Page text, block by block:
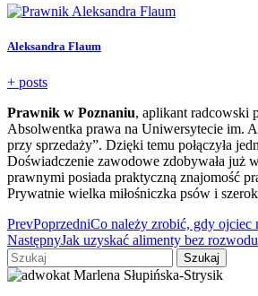
Aleksandra Flaum
+ posts
Prawnik w Poznaniu, aplikant radcowski
Absolwentka prawa na Uniwersytecie im.
przy sprzedaży”. Dzięki temu połączyła
Doświadczenie zawodowe zdobywała już
prawnymi posiada praktyczną znajomość
Prywatnie wielka miłośniczka psów i
PrevPoprzedniCo należy zrobić, gdy ojciec
NastępnyJak uzyskać alimenty bez
Szukaj